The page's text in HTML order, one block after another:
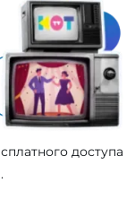
доступа